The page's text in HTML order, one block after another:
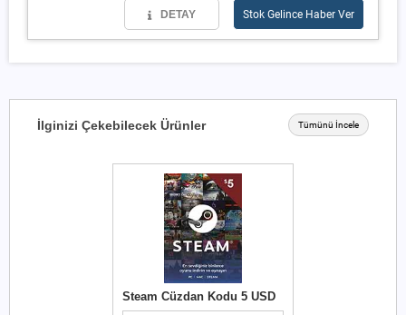
DETAY Stok Gelince Haber Ver
İlginizi Çekebilecek Ürünler Tümünü İncele
Steam Cüzdan Kodu 5 USD